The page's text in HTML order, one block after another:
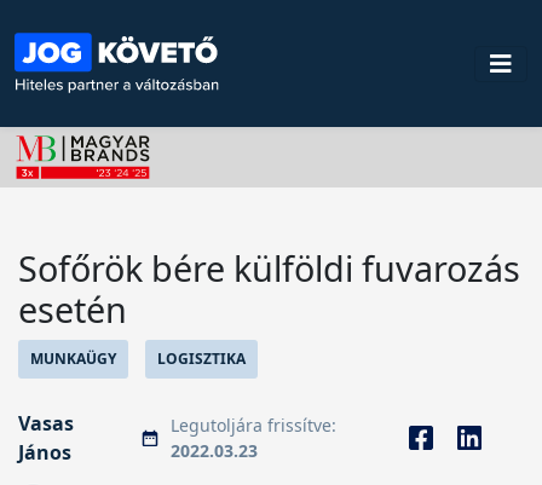
Sofőrök bére külföldi fuvarozás
esetén
MUNKAÜGY LOGISZTIKA
Vasas
János
Legutoljára frissítve:
2022.03.23